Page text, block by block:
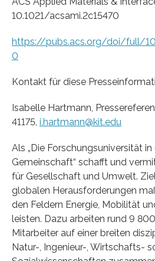
10.1021/acsami.2c15470
https://pubs.acs.org/doi/full/
0
Kontakt für diese
Isabelle Hartmann,
41175, i.hartmann@kit.edu
Als „Die Forschungsuniversität
Gemeinschaft“ schafft und
für Gesellschaft und Umwelt.
globalen Herausforderungen
den Feldern Energie, Mobilität
leisten. Dazu arbeiten rund 9
Mitarbeiter auf einer breiten
Natur-, Ingenieur-, Wirtschafts-